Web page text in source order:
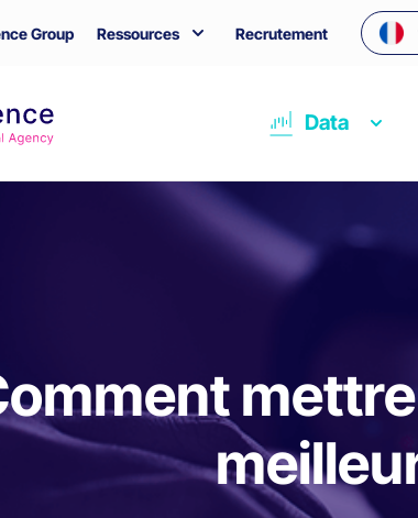
Group Ressources Recrutement
Data